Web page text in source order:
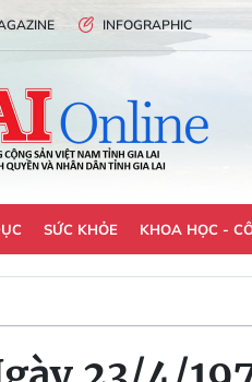
INFOGRAPHIC
SỨC KHỎE KHOA HỌC -